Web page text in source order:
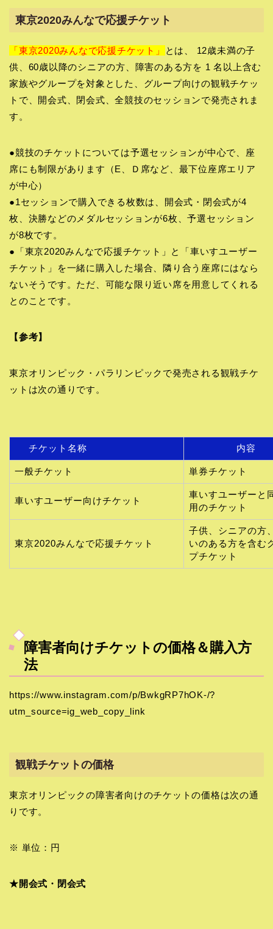
東京2020みんなで応援チケット
「東京2020みんなで応援チケット」
とは、 12歳未満の子
供、60歳以降のシニアの方、障害のある方を 1 名以上含む
家族やグループを対象とした、グループ向けの観戦チケッ
トで、開会式、閉会式、全競技のセッションで発売されま
す。
●競技のチケットについては予選セッションが中心で、座
席にも制限があります（E、Ｄ席など、最下位座席エリア
が中心）
●1セッションで購入できる枚数は、開会式・閉会式が4
枚、決勝などのメダルセッションが6枚、予選セッション
が8枚です。
●「東京2020みんなで応援チケット」と「車いすユーザー
チケット」を一緒に購入した場合、隣り合う座席にはなら
ないそうです。ただ、可能な限り近い席を用意してくれる
とのことです。
【参考】
東京オリンピック・パラリンピックで発売される観戦チケ
ットは次の通りです。
チケット名称 内容
一般チケット 単券チケット
車いすユーザー向けチケット
車いすユーザーと
用のチケット
東京2020みんなで応援チケット
子供、シニアの方
いのある方を含む
プチケット
障害者向けチケットの価格＆購入方
法
https://www.instagram.com/p/BwkgRP7hOK-/?
utm_source=ig_web_copy_link
観戦チケットの価格
東京オリンピックの障害者向けのチケットの価格は次の通
りです。
※ 単位：円
★開会式・閉会式